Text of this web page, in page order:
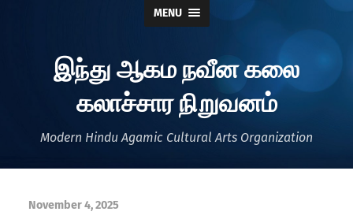
MENU
இந்து ஆகம நவீன கலை
கலாச்சார நிறுவனம்
Modern Hindu Agamic Cultural Arts Organization
November 4, 2025